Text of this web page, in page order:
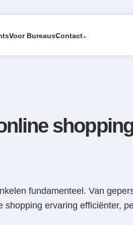
Voor BureausContact
fundamenteel. Van
ervaring efficiënter,